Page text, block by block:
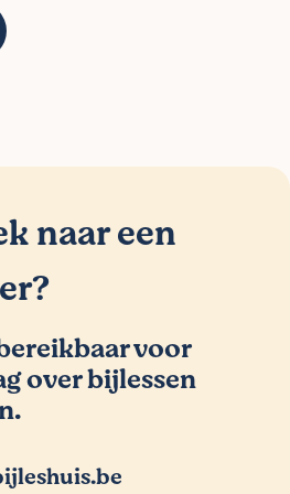
naar een
voor
over bijlessen